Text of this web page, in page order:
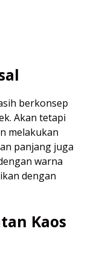
berkonsep
Akan tetapi
melakukan
panjang juga
warna
dengan
Kaos